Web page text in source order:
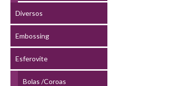
Diversos
Embossing
Esferovite
Bolas /Coroas